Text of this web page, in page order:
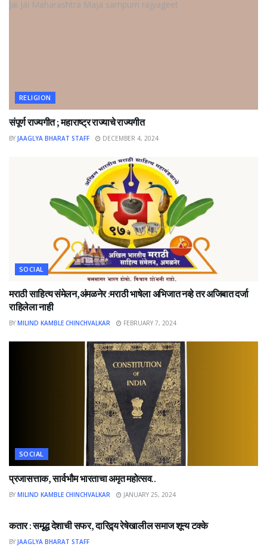
RELIGION
संपूर्ण राज्यगीत ; महाराष्ट्र राज्याचे राज्यगीत
BY JAAGLYA BHARAT STAFF DECEMBER 4, 2024
SOCIAL
मराठी साहित्य संमेलन,अंमळनेर :मराठी भाषेला अभिजात नव्हे तर अजिबात दर्जा
राहिलेला नाही
BY MILIND KAMBLE CHINCHVALKAR FEBRUARY 7, 2024
SOCIAL
प्रजासत्ताक, सार्वभौम भारताचा अमृत महोत्सव..
BY MILIND KAMBLE CHINCHVALKAR JANUARY 25, 2024
कतार : समृद्ध देशाची सफर, दारिद्र्य रेषेखालील समाज शून्य टक्के
BY JAAGLYA BHARAT STAFF